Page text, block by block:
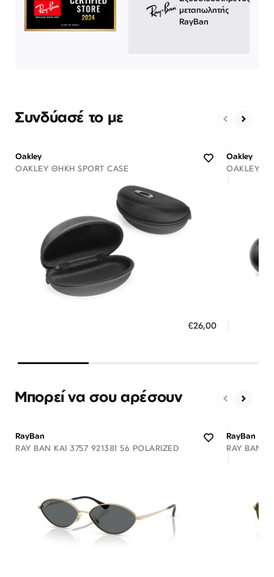
μεταπωλητής
RayBan
Συνδύασέ το με
Oakley
OAKLEY ΘΉΚΗ SPORT CASE
€26,00
Διαθέσιμο
Oakley
OAKLEY
Μπορεί να σου αρέσουν
RayBan
RAY BAN KAI 3757 921381 56 POLARIZED
RayBan
RAY BAN